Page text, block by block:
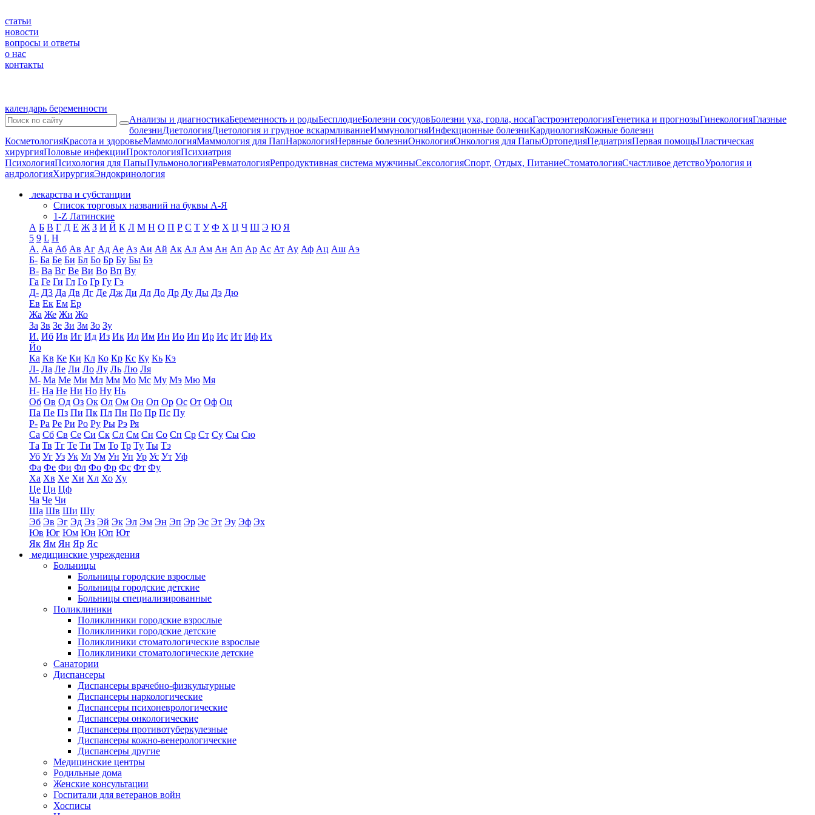
статьи
новости
вопросы и ответы
о нас
контакты
календарь беременности
Анализы и диагностикаБеременность и родыБесплодиеБолезни сосудовБолезни уха, горла, носаГастроэнтерологияГенетика и прогнозыГинекологияГлазные
болезниДиетологияДиетология и грудное вскармливаниеИммунологияИнфекционные болезниКардиологияКожные болезни
КосметологияКрасота и здоровьеМаммологияМаммология для ПапНаркологияНервные болезниОнкологияОнкология для ПапыОртопедияПедиатрияПервая помощьПластическая
хирургияПоловые инфекцииПроктологияПсихиатрия
ПсихологияПсихология для ПапыПульмонологияРевматологияРепродуктивная система мужчиныСексологияСпорт, Отдых, ПитаниеСтоматологияСчастливое детствоУрология и
андрологияХирургияЭндокринология
лекарства и субстанции
Список торговых названий на буквы А-Я
1-Z Латинские
А Б В Г Д Е Ж З И Й К Л М Н О П Р С Т У Ф Х Ц Ч Ш Э Ю Я
5 9 L H
А. Аа Аб Ав Аг Ад Ае Аз Аи Ай Ак Ал Ам Ан Ап Ар Ас Ат Ау Аф Ац Аш Аэ
Б- Ба Бе Би Бл Бо Бр Бу Бы Бэ
В- Ва Вг Ве Ви Во Вп Ву
Га Ге Ги Гл Го Гр Гу Гэ
Д- Д3 Да Дв Дг Де Дж Ди Дл До Др Ду Ды Дэ Дю
Ев Ек Ем Ер
Жа Же Жи Жо
За Зв Зе Зи Зм Зо Зу
И. Иб Ив Иг Ид Из Ик Ил Им Ин Ио Ип Ир Ис Ит Иф Их
Йо
Ка Кв Ке Ки Кл Ко Кр Кс Ку Кь Кэ
Л- Ла Ле Ли Ло Лу Ль Лю Ля
М- Ма Ме Ми Мл Мм Мо Мс Му Мэ Мю Мя
Н- На Не Ни Но Ну Нь
Об Ов Од Оз Ок Ол Ом Он Оп Ор Ос От Оф Оц
Па Пе Пз Пи Пк Пл Пн По Пр Пс Пу
Р- Ра Ре Ри Ро Ру Ры Рэ Ря
Са Сб Св Се Си Ск Сл См Сн Со Сп Ср Ст Су Сы Сю
Та Тв Тг Те Ти Тм То Тр Ту Ты Тэ
Уб Уг Уз Ук Ул Ум Ун Уп Ур Ус Ут Уф
Фа Фе Фи Фл Фо Фр Фс Фт Фу
Ха Хв Хе Хи Хл Хо Ху
Це Ци Цф
Ча Че Чи
Ша Шв Ши Шу
Эб Эв Эг Эд Эз Эй Эк Эл Эм Эн Эп Эр Эс Эт Эу Эф Эх
Юв Юг Юм Юн Юп Ют
Як Ям Ян Яр Яс
медицинские учреждения
Больницы
Больницы городские взрослые
Больницы городские детские
Больницы специализированные
Поликлиники
Поликлиники городские взрослые
Поликлиники городские детские
Поликлиники стоматологические взрослые
Поликлиники стоматологические детские
Санатории
Диспансеры
Диспансеры врачебно-физкультурные
Диспансеры наркологические
Диспансеры психоневрологические
Диспансеры онкологические
Диспансеры противотуберкулезные
Диспансеры кожно-венерологические
Диспансеры другие
Медицинские центры
Родильные дома
Женские консультации
Госпитали для ветеранов войн
Хосписы